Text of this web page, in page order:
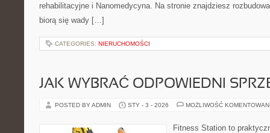
rehabilitacyjne i Nanomedycyna. Na stronie znajdziesz
biorą się wady […]
CATEGORIES: NIERUCHOMOŚCI
JAK WYBRAĆ ODPOWIEDNI
POSTED BY ADMIN STY - 3 - 2026 MOŻLIWOŚĆ
Fitness Station to